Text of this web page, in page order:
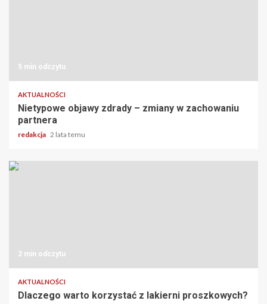
5 min odczytu
AKTUALNOŚCI
Nietypowe objawy zdrady – zmiany w zachowaniu
partnera
redakcja 2 lata temu
2 min odczytu
AKTUALNOŚCI
Dlaczego warto korzystać z lakierni proszkowych?